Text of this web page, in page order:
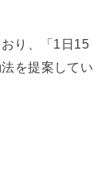
り、「1日15
を提案してい